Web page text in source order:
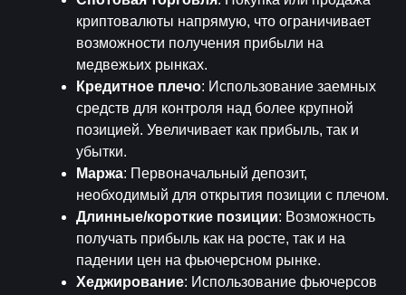
криптовалюты напрямую, что ограничивает
возможности получения прибыли на
медвежьих рынках.
Кредитное плечо: Использование заемных
средств для контроля над более крупной
позицией. Увеличивает как прибыль, так и
убытки.
Маржа: Первоначальный депозит,
необходимый для открытия позиции с плечом.
Длинные/короткие позиции: Возможность
получать прибыль как на росте, так и на
падении цен на фьючерсном рынке.
Хеджирование: Использование фьючерсов